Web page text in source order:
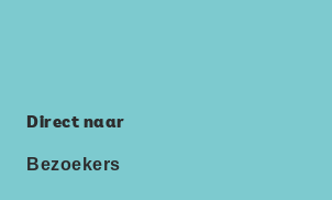
Direct naar
Bezoekers